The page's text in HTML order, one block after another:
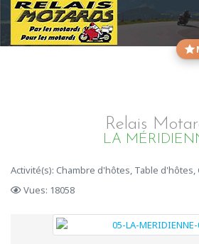
Relais
LA
Activité(s): Chambre d'hôtes, Table d'hôtes,
Vues: 18058